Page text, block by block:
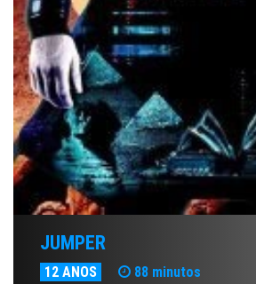
JUMPER
12 ANOS 88 minutos